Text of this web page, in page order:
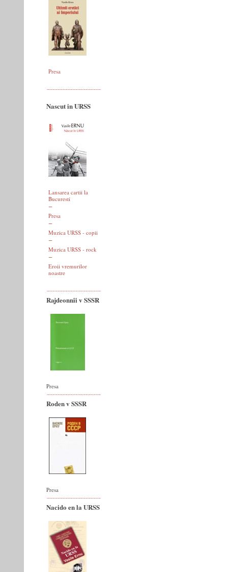
Presa
Nascut in URSS
Lansarea cartii la
Bucuresti
Presa
Muzica URSS - copii
Muzica URSS - rock
Eroii vremurilor
noastre
Rajdeonnîi v SSSR
Presa
Roden v SSSR
Presa
Nacido en la URSS